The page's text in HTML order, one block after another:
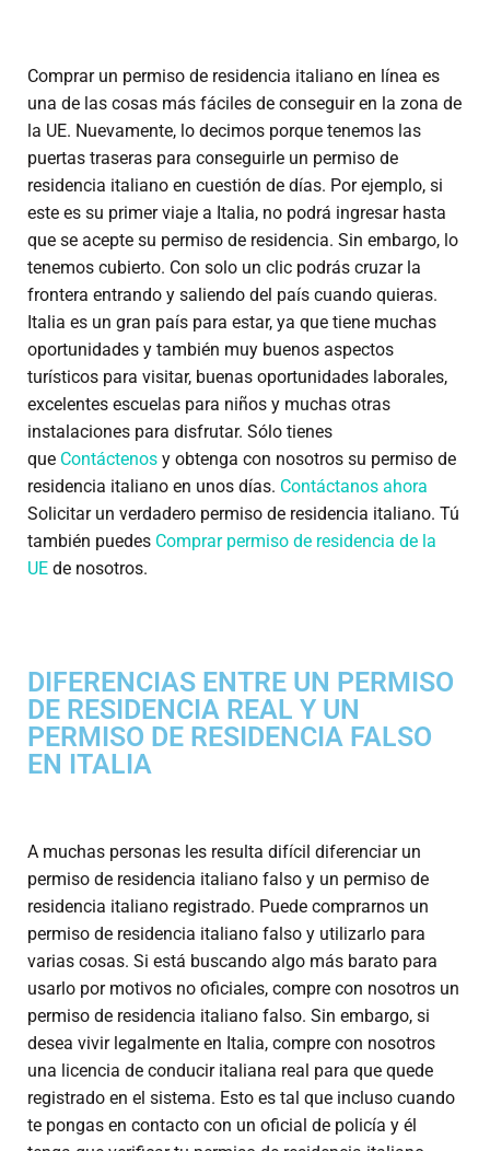
Comprar un permiso de residencia italiano en línea es
una de las cosas más fáciles de conseguir en la zona de
la UE. Nuevamente, lo decimos porque tenemos las
puertas traseras para conseguirle un permiso de
residencia italiano en cuestión de días. Por ejemplo, si
este es su primer viaje a Italia, no podrá ingresar hasta
que se acepte su permiso de residencia. Sin embargo, lo
tenemos cubierto. Con solo un clic podrás cruzar la
frontera entrando y saliendo del país cuando quieras.
Italia es un gran país para estar, ya que tiene muchas
oportunidades y también muy buenos aspectos
turísticos para visitar, buenas oportunidades laborales,
excelentes escuelas para niños y muchas otras
instalaciones para disfrutar. Sólo tienes
que Contáctenos y obtenga con nosotros su permiso de
residencia italiano en unos días. Contáctanos ahora
Solicitar un verdadero permiso de residencia italiano. Tú
también puedes Comprar permiso de residencia de la
UE de nosotros.
DIFERENCIAS ENTRE UN PERMISO
DE RESIDENCIA REAL Y UN
PERMISO DE RESIDENCIA FALSO
EN ITALIA
A muchas personas les resulta difícil diferenciar un
permiso de residencia italiano falso y un permiso de
residencia italiano registrado. Puede comprarnos un
permiso de residencia italiano falso y utilizarlo para
varias cosas. Si está buscando algo más barato para
usarlo por motivos no oficiales, compre con nosotros un
permiso de residencia italiano falso. Sin embargo, si
desea vivir legalmente en Italia, compre con nosotros
una licencia de conducir italiana real para que quede
registrado en el sistema. Esto es tal que incluso cuando
te pongas en contacto con un oficial de policía y él